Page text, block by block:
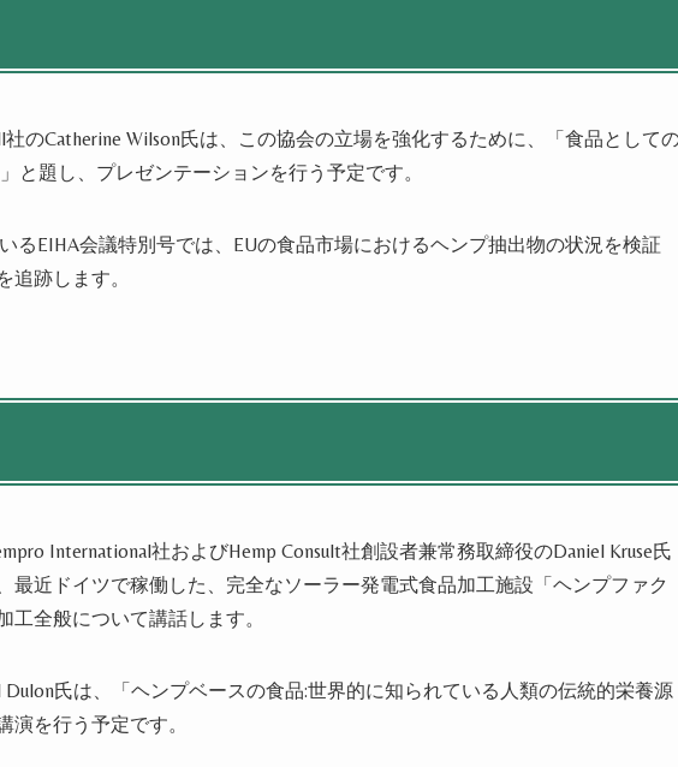
社のCatherine Wilson氏は、この協会の立場を強化するために、「食品として
と題し、プレゼンテーションを行う予定です。
るEIHA会議特別号では、EUの食品市場におけるヘンプ抽出物の状況を検証
追跡します。
International社およびHemp Consult社創設者兼常務取締役のDaniel Kruse氏
最近ドイツで稼働した、完全なソーラー発電式食品加工施設「ヘンプファク
工全般について講話します。
氏は、「ヘンプベースの食品:世界的に知られている人類の伝統的栄養源
を行う予定です。